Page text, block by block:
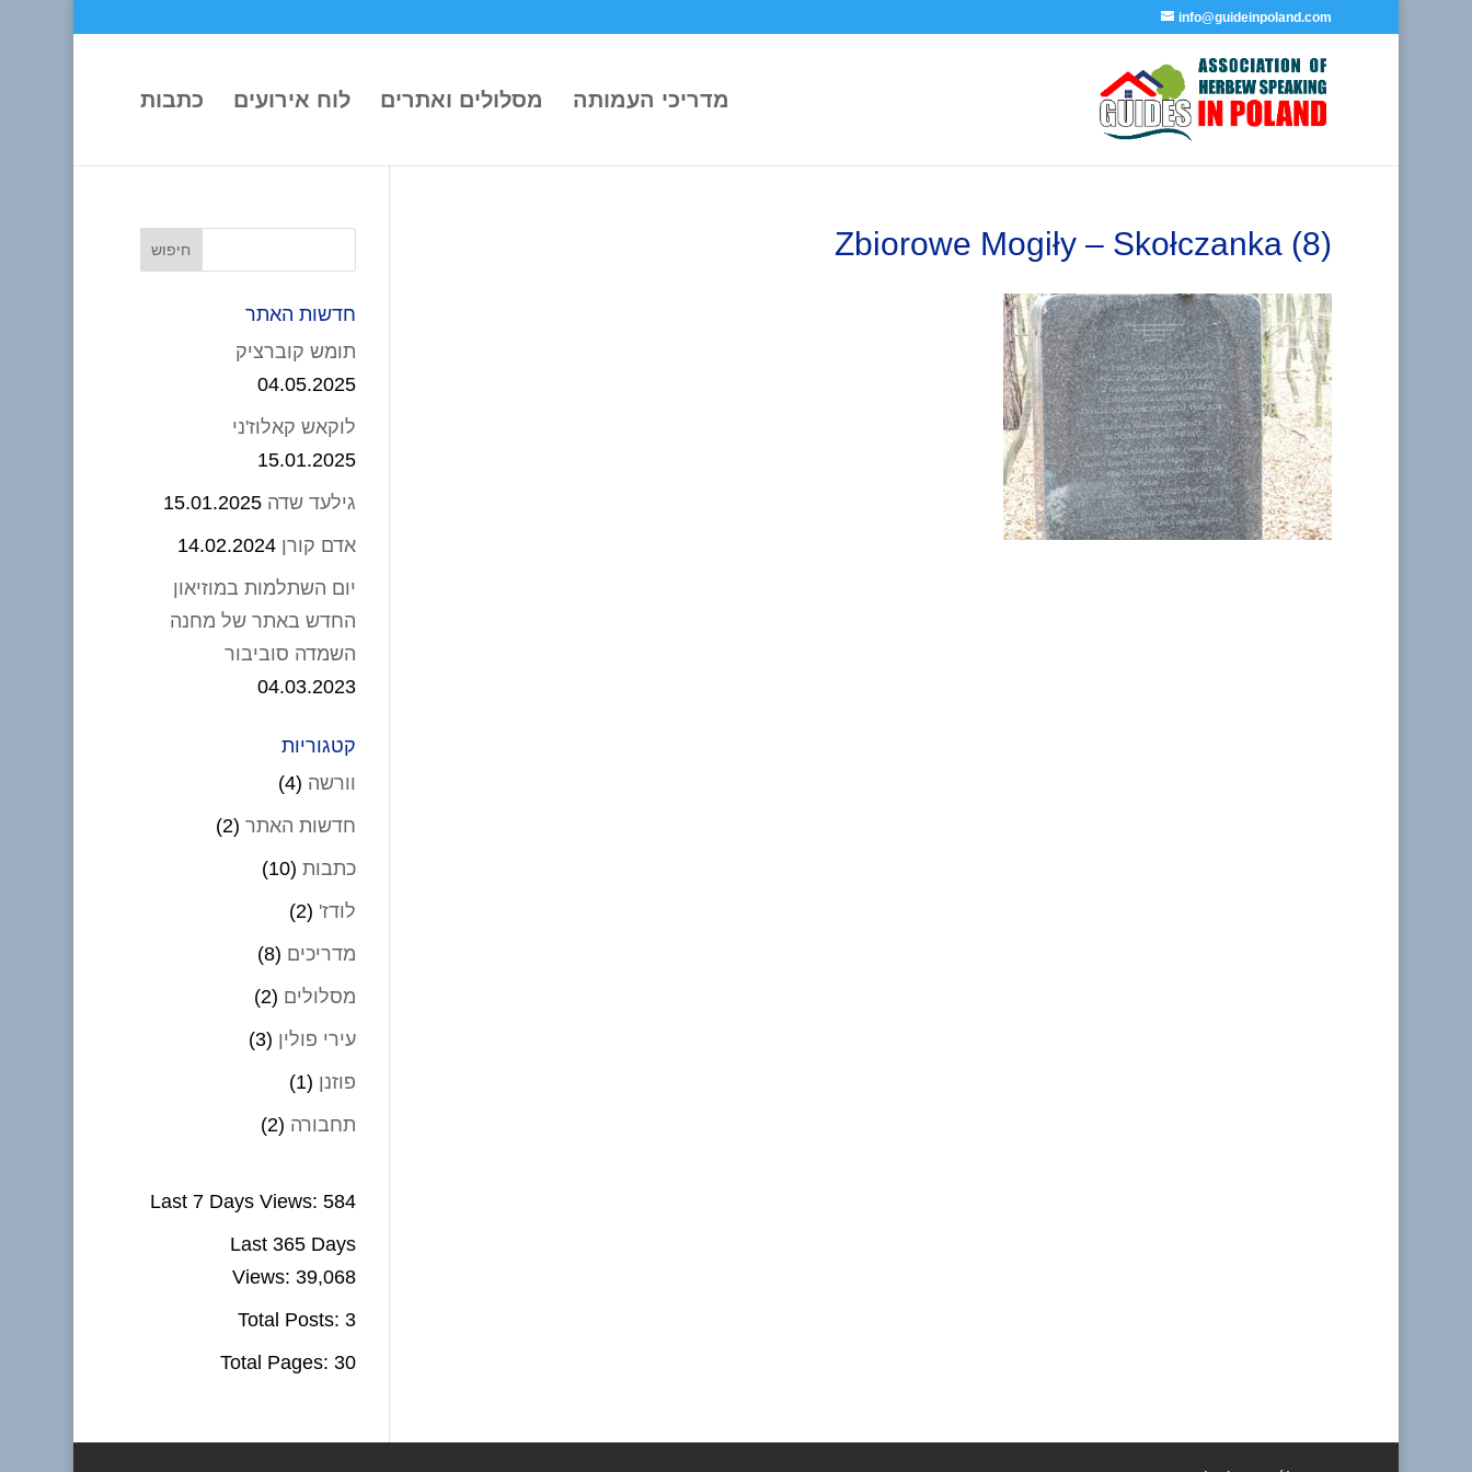
info@guideinpoland.com
מדריכי העמותה מסלולים ואתרים לוח אירועים כתבות
Zbiorowe Mogiły – Skołczanka (8)
חדשות האתר
תומש קוברציק
04.05.2025
לוקאש קאלוז'ני
15.01.2025
גילעד שדה 15.01.2025
אדם קורן 14.02.2024
יום השתלמות במוזיאון
החדש באתר של מחנה
השמדה סוביבור
04.03.2023
קטגוריות
וורשה (4)
חדשות האתר (2)
כתבות (10)
לודז' (2)
מדריכים (8)
מסלולים (2)
עירי פולין (3)
פוזנן (1)
תחבורה (2)
Last 7 Days Views: 584
Last 365 Days
Views: 39,068
Total Posts: 3
Total Pages: 30